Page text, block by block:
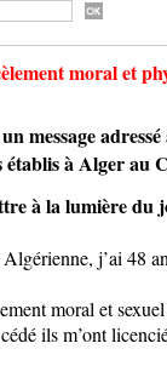
moral et
établis à Alger
à la lumière du
j’ai 48
moral et
ils m’ont